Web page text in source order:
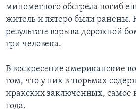
минометного обстрела погиб
житель и пятеро были ранены.
результате взрыва дорожной
три человека.
В воскресение американские
том, что у них в тюрьмах
иракских заключенных, самое
года.